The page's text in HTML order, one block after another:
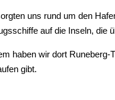
uns rund um den
auf die Inseln, die
haben wir dort
gibt.